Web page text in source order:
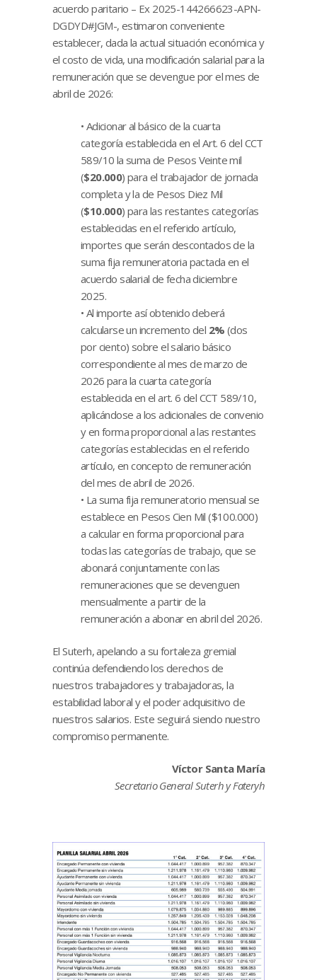
acuerdo paritario – Ex 2025-144266623-APN-
DGDYD#JGM-, estimaron conveniente
establecer, dada la actual situación económica y
el costo de vida, una modificación salarial para la
remuneración que se devengue por el mes de
abril de 2026:
• Adicionar al básico de la cuarta
categoría establecida en el Art. 6 del CCT
589/10 la suma de Pesos Veinte mil
($20.000) para el trabajador de jornada
completa y la de Pesos Diez Mil
($10.000) para las restantes categorías
establecidas en el referido artículo,
importes que serán descontados de la
suma fija remuneratoria pactada en el
acuerdo salarial de fecha diciembre
2025.
• Al importe así obtenido deberá
calcularse un incremento del 2% (dos
por ciento) sobre el salario básico
correspondiente al mes de marzo de
2026 para la cuarta categoría
establecida en el art. 6 del CCT 589/10,
aplicándose a los adicionales de convenio
y en forma proporcional a las restantes
categorías establecidas en el referido
artículo, en concepto de remuneración
del mes de abril de 2026.
• La suma fija remuneratorio mensual se
establece en Pesos Cien Mil ($100.000)
a calcular en forma proporcional para
todas las categorías de trabajo, que se
abonará conjuntamente con las
remuneraciones que se devenguen
mensualmente a partir de la
remuneración a abonar en abril del 2026.
El Suterh, apelando a su fortaleza gremial
continúa defendiendo los derechos de
nuestros trabajadores y trabajadoras, la
estabilidad laboral y el poder adquisitivo de
nuestros salarios. Este seguirá siendo nuestro
compromiso permanente.
Víctor Santa María
Secretario General Suterh y Fateryh